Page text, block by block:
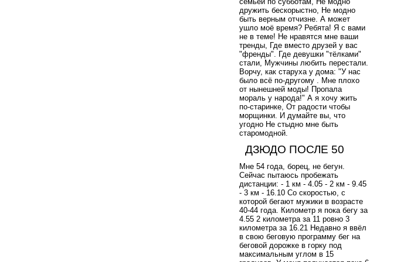
дружить бескорыстно, Не модно
быть верным отчизне. А может
ушло моё время? Ребята! Я с вами
не в теме! Не нравятся мне ваши
тренды, Где вместо друзей у вас
"френды". Где девушки "тёлками"
стали, Мужчины любить перестали.
Ворчу, как старуха у дома: "У нас
было всё по-другому . Мне плохо
от нынешней моды! Пропала
мораль у народа!" А я хочу жить
по-старинке, От радости чтобы
морщинки. И думайте вы, что
угодно Не стыдно мне быть
старомодной.
ДЗЮДО ПОСЛЕ 50
Мне 54 года, борец, не бегун.
Сейчас пытаюсь пробежать
дистанции: - 1 км - 4.05 - 2 км - 9.45
- 3 км - 16.10 Со скоростью, с
которой бегают мужики в возрасте
40-44 года. Километр я пока бегу за
4.55 2 километра за 11 ровно 3
километра за 16.21 Недавно я ввёл
в свою беговую программу бег на
беговой дорожке в горку под
максимальным углом в 15